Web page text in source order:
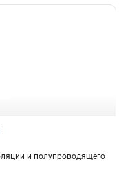
и полупроводящего